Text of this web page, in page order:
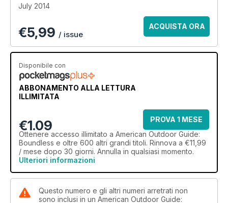
July 2014
€5,99 / issue
ACQUISTA ORA
Disponibile con
ABBONAMENTO ALLA LETTURA
ILLIMITATA
€1.09
PROVA 1 MESE
Ottenere accesso illimitato a American Outdoor Guide:
Boundless e oltre 600 altri grandi titoli. Rinnova a €11,99
/ mese dopo 30 giorni. Annulla in qualsiasi momento.
Ulteriori informazioni
Questo numero e gli altri numeri arretrati non
sono inclusi in un American Outdoor Guide: